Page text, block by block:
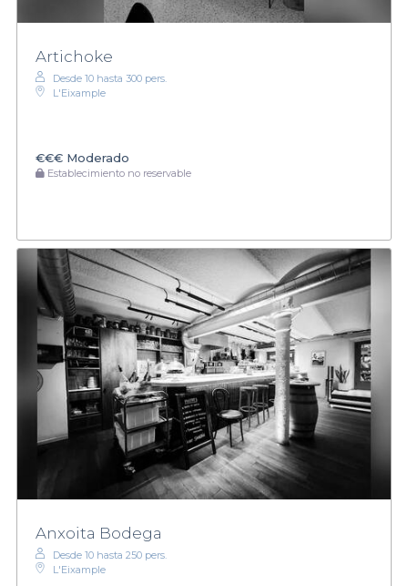
Artichoke
Desde 10 hasta 300 pers.
L'Eixample
€€€ Moderado
Establecimiento no reservable
Anxoita Bodega
Desde 10 hasta 250 pers.
L'Eixample